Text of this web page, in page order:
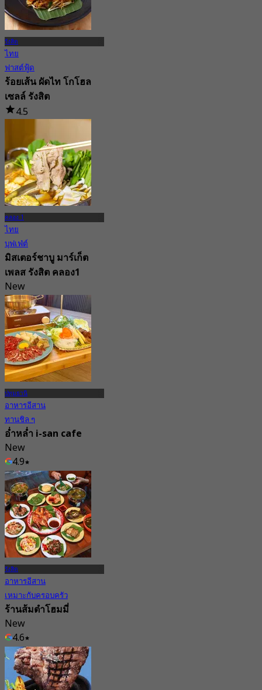
รังสิต
ไทย
ฟาสต์ฟู้ด
ร้อยเส้น ผัดไท โกโฮล
เซลล์ รังสิต
4.5
฿ 160
คลอง 1
ไทย
บุฟเฟ่ต์
มิสเตอร์ชาบู มาร์เก็ต
เพลส รังสิต คลอง1
New
จาก฿ 307
ปทุมธานี
อาหารอีสาน
ทานชิล ๆ
อ่ำหล่ำ i-san cafe
New
4.9
จาก฿ 280
รังสิต
อาหารอีสาน
เหมาะกับครอบครัว
ร้านส้มตำโฮมมี่
New
4.6
จาก฿ 230